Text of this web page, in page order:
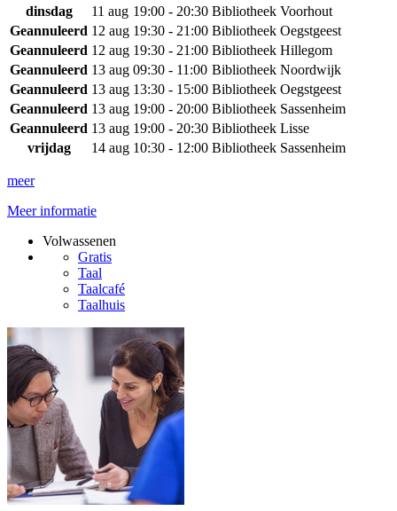
dinsdag
11 aug 19:00 - 20:30 Bibliotheek Voorhout
Geannuleerd 12 aug 19:30 - 21:00 Bibliotheek Oegstgeest
Geannuleerd 12 aug 19:30 - 21:00 Bibliotheek Hillegom
Geannuleerd 13 aug 09:30 - 11:00 Bibliotheek Noordwijk
Geannuleerd 13 aug 13:30 - 15:00 Bibliotheek Oegstgeest
Geannuleerd 13 aug 19:00 - 20:00 Bibliotheek Sassenheim
Geannuleerd 13 aug 19:00 - 20:30 Bibliotheek Lisse
vrijdag
14 aug 10:30 - 12:00 Bibliotheek Sassenheim
meer
Meer informatie
Volwassenen
Gratis
Taal
Taalcafé
Taalhuis